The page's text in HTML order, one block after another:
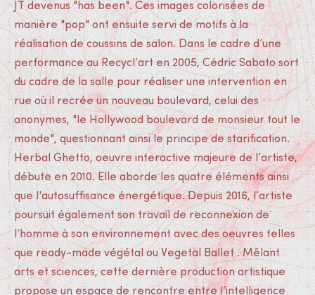
JT devenus "has been". Ces images colorisées de
manière "pop" ont ensuite servi de motifs à la
réalisation de coussins de salon. Dans le cadre d’une
performance au Recycl’art en 2005, Cédric Sabato sort
du cadre de la salle pour réaliser une intervention en
rue où il recrée un nouveau boulevard, celui des
anonymes, "le Hollywood boulevard de monsieur tout le
monde", questionnant ainsi le principe de starification.
Herbal Ghetto, oeuvre interactive majeure de l’artiste,
débute en 2010. Elle aborde les quatre éléments ainsi
que l'autosuffisance énergétique. Depuis 2016, l’artiste
poursuit également son travail de reconnexion de
l’homme à son environnement avec des oeuvres telles
que ready-made végétal ou Vegetal Ballet . Mêlant
arts et sciences, cette dernière production artistique
propose un espace de rencontre entre l’intelligence